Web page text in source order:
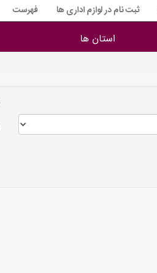
ثبت نام در لوازم اداری ها فهرست
استان ها